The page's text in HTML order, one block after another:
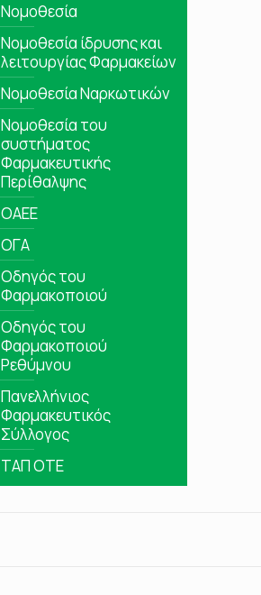
Νομοθεσία
Νομοθεσία ίδρυσης και
λειτουργίας Φαρμακείων
Νομοθεσία Ναρκωτικών
Νομοθεσία του
συστήματος
Φαρμακευτικής
Περίθαλψης
ΟΑΕΕ
ΟΓΑ
Οδηγός του
Φαρμακοποιού
Οδηγός του
Φαρμακοποιού
Ρεθύμνου
Πανελλήνιος
Φαρμακευτικός
Σύλλογος
ΤΑΠ ΟΤΕ